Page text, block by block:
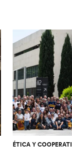
ÉTICA Y